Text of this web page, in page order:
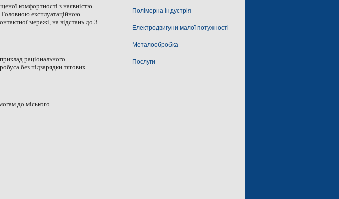
комфортності з наявністю
Головною експлуатаційною
мережі, на відстань до 3
раціонального
без підзарядки тягових
до міського
Полімерна індустрія
Електродвигуни малої потужності
Металообробка
Послуги